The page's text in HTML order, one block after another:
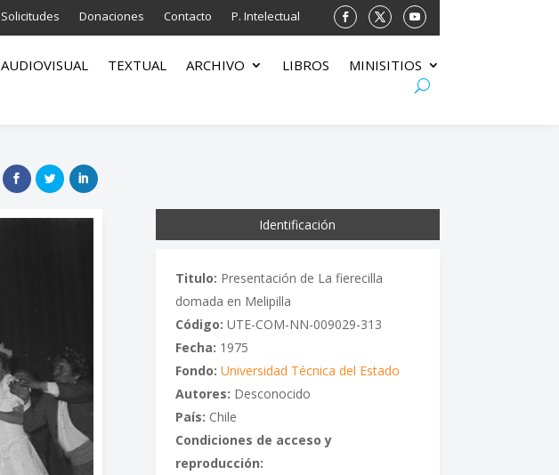
Solicitudes Donaciones Contacto P. Intelectual
AUDIOVISUAL TEXTUAL ARCHIVO LIBROS MINISITIOS
Identificación
Titulo: Presentación de La fierecilla
domada en Melipilla
Código: UTE-COM-NN-009029-313
Fecha: 1975
Fondo: Universidad Técnica del Estado
Autores: Desconocido
País: Chile
Condiciones de acceso y
reproducción: